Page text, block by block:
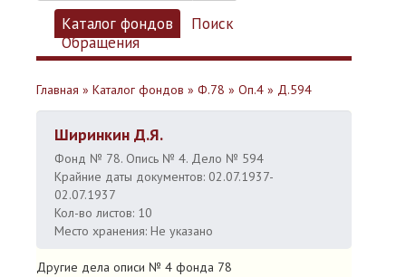
Каталог фондов
Поиск
Обращения
Главная » Каталог фондов » Ф.78 » Оп.4 » Д.594
Ширинкин Д.Я.
Фонд № 78. Опись № 4. Дело № 594
Крайние даты документов: 02.07.1937-
02.07.1937
Кол-во листов: 10
Место хранения: Не указано
Другие дела описи № 4 фонда 78